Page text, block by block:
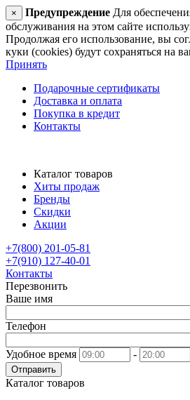
× Предупреждение Для
обслуживания на этом сайте
Продолжая его использование, вы
куки (cookies) будут сохраняться на
Принять
Подарочные сертификаты
Доставка и оплата
Покупка в кредит
Контакты
Каталог товаров
Хиты продаж
Бренды
Скидки
Акции
+7(800) 201-05-81
+7(910) 127-40-01
Контакты
Перезвонить
Ваше имя
Телефон
Удобное время -
Отправить
Каталог товаров